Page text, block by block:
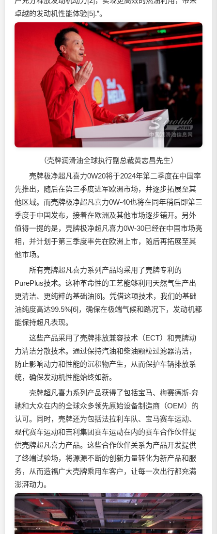
卓越的发动机性能体验[5].”。
（壳牌润滑油全球执行副总裁黄志昌先生）
壳牌极净超凡喜力0W20将于2024年第二季度在中国率
先推出，随后在第三季度进军欧洲市场，并逐步拓展至其
他区域。而壳牌极净超凡喜力0W-40也将在同年稍后即第三
季度于中国发布，接着在欧洲及其他市场逐步铺开。另外
值得一提的是，壳牌极净超凡喜力0W-30已经在中国市场亮
相，并计划于第三季度率先在欧洲上市，随后再拓展至其
他市场。
所有壳牌超凡喜力系列产品均采用了壳牌专利的
PurePlus技术。这种革命性的工艺能够利用天然气生产出
更清洁、更纯粹的基础油[6]。凭借这项技术，我们的基础
油纯度高达99.5%[6]，确保在极端气候和路况下，发动机都
能保持超凡表现。
这些产品采用了壳牌排放兼容技术（ECT）和壳牌动
力清洁分散技术。通过保持汽油和柴油颗粒过滤器清洁，
防止影响动力和性能的沉积物产生，从而保护车辆排放系
统，确保发动机性能始终如新。
壳牌超凡喜力系列产品获得了包括宝马、梅赛德斯-奔
驰和大众在内的全球众多领先原始设备制造商（OEM）的
认可。同时，壳牌还为包括法拉利车队、宝马赛车运动、
现代赛车运动和吉利集团赛车运动在内的赛车合作伙伴提
供壳牌超凡喜力产品。这些合作伙伴关系为产品开发提供
了终端试验场，将源源不断的创新力量转化为新产品和服
务，从而造福广大壳牌乘用车客户，让每一次出行都充满
澎湃动力。